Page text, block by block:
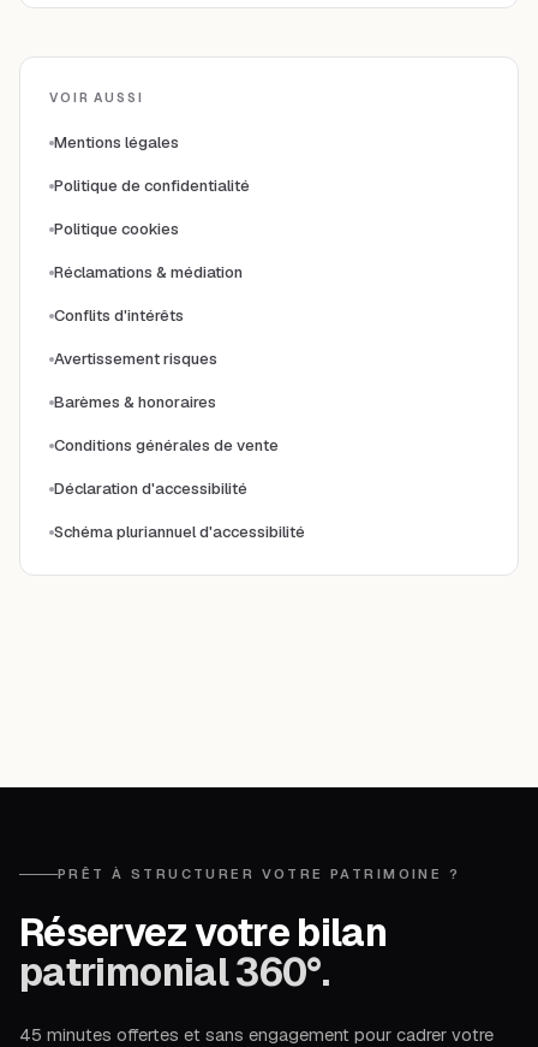
VOIR AUSSI
Mentions légales
Politique de confidentialité
Politique cookies
Réclamations & médiation
Conflits d'intérêts
Avertissement risques
Barèmes & honoraires
Conditions générales de vente
Déclaration d'accessibilité
Schéma pluriannuel d'accessibilité
PRÊT À STRUCTURER VOTRE PATRIMOINE ?
Réservez votre bilan
patrimonial 360°.
45 minutes offertes et sans engagement pour cadrer votre